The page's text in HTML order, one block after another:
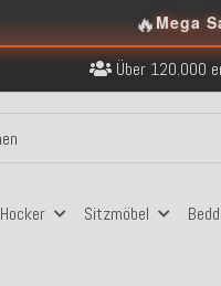
🔥Mega
Kostenloser Versand
Über 120.000
Sicher
Kostenloser Versand
Hocker Sitzmöbel